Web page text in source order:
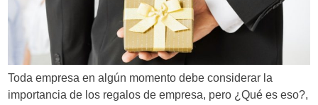
n
e
e
Toda empresa en algún momento debe considerar la
importancia de los regalos de empresa, pero ¿Qué es eso?,